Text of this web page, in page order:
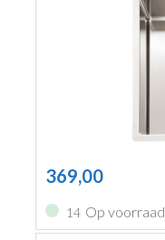
369,00
14 Op voorraad